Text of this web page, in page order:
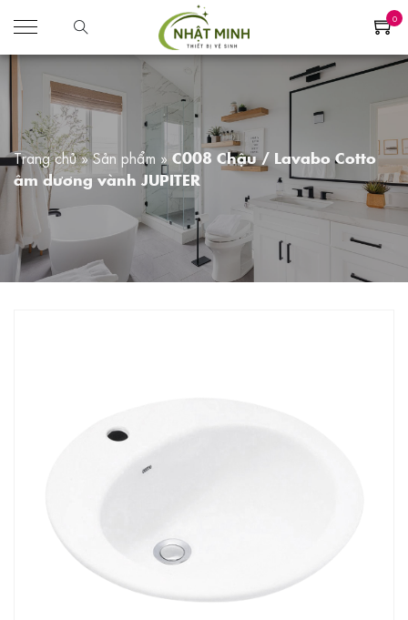
0
Trang chủ»Sản phẩm » C008 Chậu / Lavabo Cotto
âm dương vành JUPITER